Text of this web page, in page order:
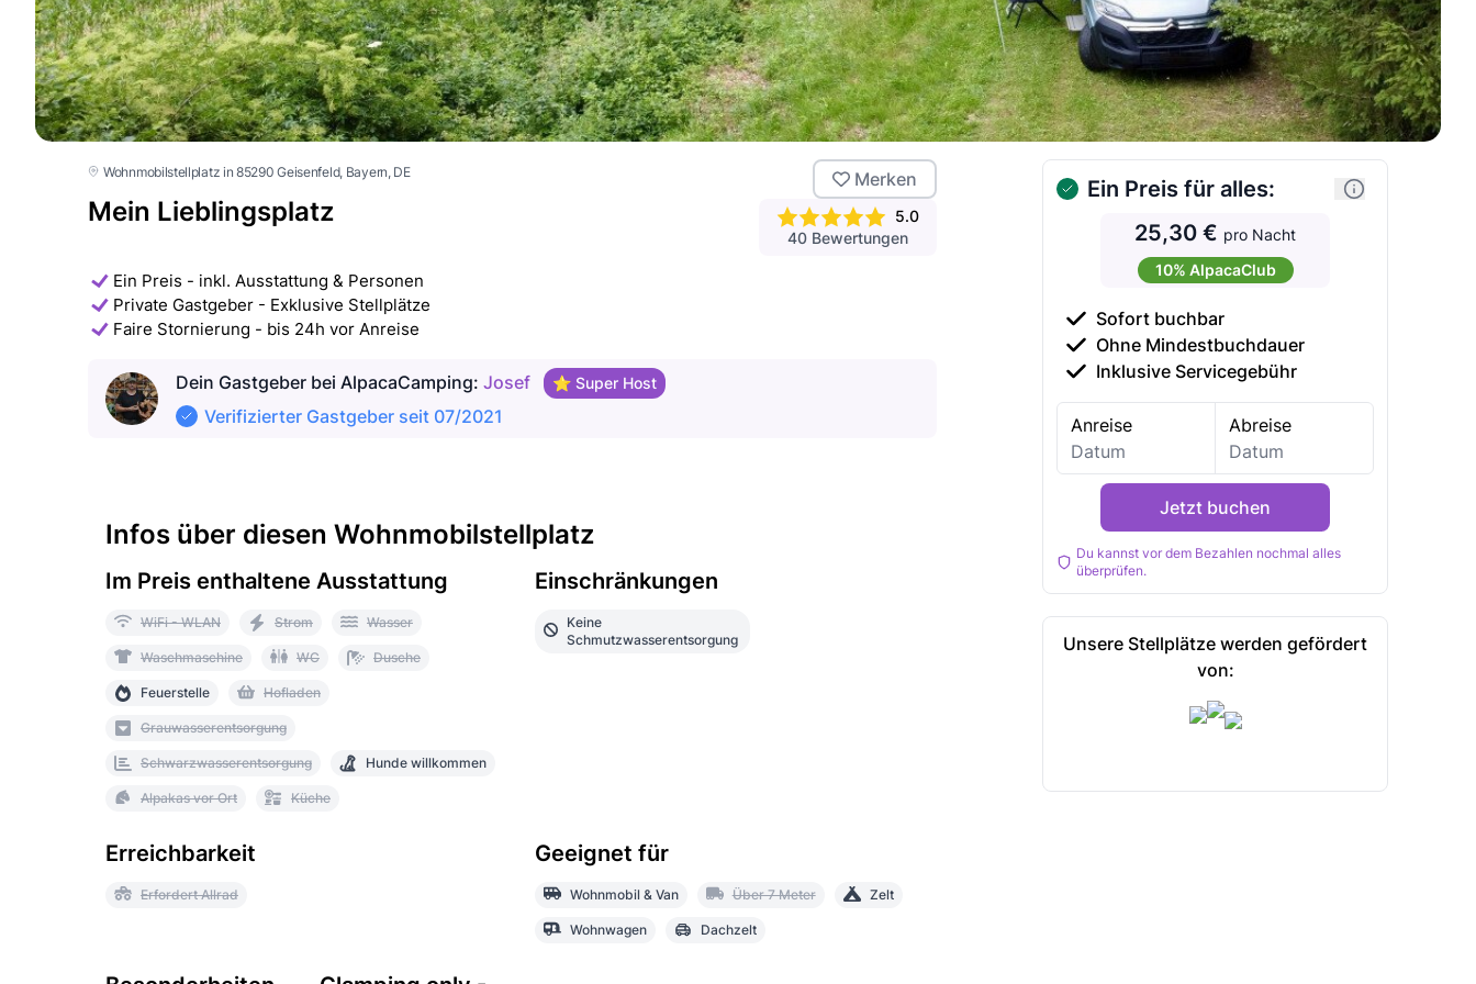
Wohnmobilstellplatz in 85290 Geisenfeld, Bayern , DE
Mein Lieblingsplatz
5.0
40 Bewertungen
Merken
Ein Preis - inkl. Ausstattung & Personen
Private Gastgeber - Exklusive Stellplätze
Faire Stornierung - bis 24h vor Anreise
Dein Gastgeber bei AlpacaCamping: Josef ⭐ Super Host
Verifizierter Gastgeber seit 07/2021
Ein Preis für alles:
25,30 € pro Nacht
10% AlpacaClub
Sofort buchbar
Ohne Mindestbuchdauer
Inklusive Servicegebühr
Anreise Abreise
Jetzt buchen
Du kannst vor dem Bezahlen nochmal alles
überprüfen.
Unsere Stellplätze werden gefördert
von:
Infos über diesen Wohnmobilstellplatz
Im Preis enthaltene Ausstattung
WiFi - WLAN Strom Wasser
Waschmaschine WC Dusche
Feuerstelle Hofladen
Grauwasserentsorgung
Schwarzwasserentsorgung Hunde willkommen
Alpakas vor Ort Küche
Einschränkungen
Keine
Schmutzwasserentsorgung
Erreichbarkeit
Erfordert Allrad
Geeignet für
Wohnmobil & Van Über 7 Meter Zelt
Wohnwagen Dachzelt